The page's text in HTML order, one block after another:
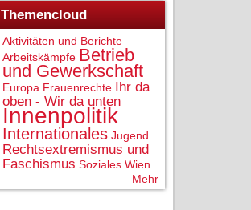
Themencloud
Aktivitäten und Berichte
Arbeitskämpfe Betrieb
und Gewerkschaft
Europa Frauenrechte Ihr da
oben - Wir da unten
Innenpolitik
Internationales Jugend
Rechtsextremismus und
Faschismus Soziales Wien
Mehr